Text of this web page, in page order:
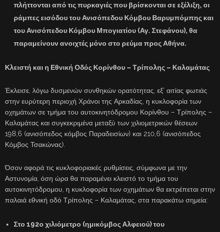
πλήττονται από τις πυρκαγιές που βρίσκονται σε εξέλιξη, οι
ράμπες εισόδου του Ανισόπεδου Κόμβου Βαρυμπόμπης και
του Ανισόπεδου Κόμβου Μπογιατίου (Αγ. Στεφάνου), θα
παραμείνουν ανοιχτές μόνο στο ρεύμα προς Αθήνα.
Κλειστή και η Εθνική Οδός Κορίνθου – Τρίπολης – Καλαμάτας
Έκλεισε, λόγω δυσμενών συνθηκών ορατότητας, εξ’ αιτίας φωτιάς
στην ευρύτερη περιοχή Χράνοι της Αρκαδίας, η κυκλοφορία των
οχημάτων σε τμήμα του αυτοκινητόδρομου Κορίνθου – Τρίπολης –
Καλαμάτας και συγκεκριμένα μεταξύ των χιλιομετρικών θέσεων
198,6 (ανισόπεδος κόμβος Παραδεισίων) και 210,6 (ανισόπεδος
Κόμβος Τσακώνας).
Όσον αφορά τις κυκλοφοριακές ρυθμίσεις, σύμφωνα με την
Αστυνομία, όση ώρα θα παραμένει κλειστό το τμήμα του
αυτοκινητόδρομου, η κυκλοφορία των οχημάτων θα εκτρέπεται στην
παλαιά εθνική οδό Τρίπολης – Καλαμάτας, στα παρακάτω σημεία:
Στο 192ο χιλιόμετρο (ημικόμβος Αλφειού) του